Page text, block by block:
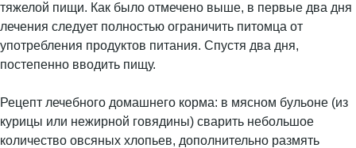
тяжелой пищи. Как было отмечено выше, в первые два дня
лечения следует полностью ограничить питомца от
употребления продуктов питания. Спустя два дня,
постепенно вводить пищу.
Рецепт лечебного домашнего корма: в мясном бульоне (из
курицы или нежирной говядины) сварить небольшое
количество овсяных хлопьев, дополнительно размять